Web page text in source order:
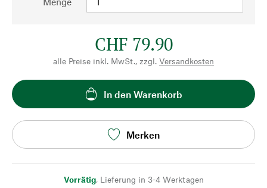
CHF 79.90
alle Preise inkl. MwSt., zzgl. Versandkosten
In den Warenkorb
Merken
Vorrätig, Lieferung in 3-4 Werktagen